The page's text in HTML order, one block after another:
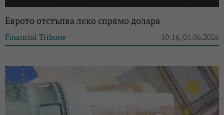
Еврото отстъпва леко спрямо долара
Financial Tribune 10:16, 01.06.2026